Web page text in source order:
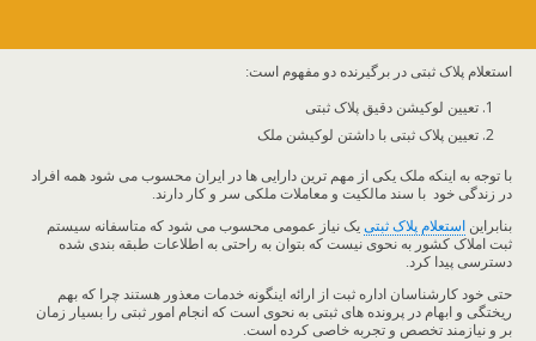
استعلام پلاک ثبتی در برگیرنده دو مفهوم است:
تعیین لوکیشن دقیق پلاک ثبتی
تعیین پلاک ثبتی با داشتن لوکیشن ملک
با توجه به اینکه ملک یکی از مهم ترین دارایی ها در ایران محسوب می شود همه افراد
در زندگی خود با سند مالکیت و معاملات ملکی سر و کار دارند.
بنابراین استعلام پلاک ثبتی یک نیاز عمومی محسوب می شود که متاسفانه سیستم
ثبت املاک کشور به نحوی نیست که بتوان به راحتی به اطلاعات طبقه بندی شده
دسترسی پیدا کرد.
حتی خود کارشناسان اداره ثبت از ارائه اینگونه خدمات معذور هستند چرا که بهم
ریختگی و ابهام در پرونده های ثبتی به نحوی است که انجام امور ثبتی را بسیار زمان
بر و نیازمند تخصص و تجربه خاصی کرده است.